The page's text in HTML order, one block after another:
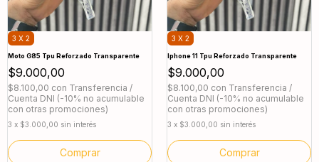
3 X 2
Moto G85 Tpu Reforzado Transparente
$9.000,00
$8.100,00 con Transferencia /
Cuenta DNI (-10% no acumulable
con otras promociones)
3 x $3.000,00 sin interés
3 X 2
Iphone 11 Tpu Reforzado Transparente
$9.000,00
$8.100,00 con Transferencia /
Cuenta DNI (-10% no acumulable
con otras promociones)
3 x $3.000,00 sin interés